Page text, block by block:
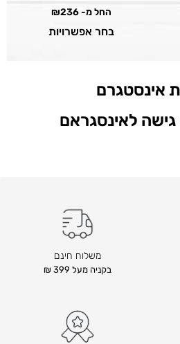
החל מ- ₪236
בחר אפשרויות
אינסטגרם
גישה לאינסגראם
משלוח חינם
בקניה מעל 399 ₪